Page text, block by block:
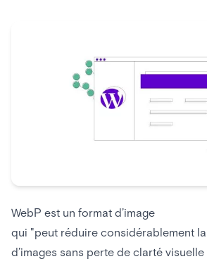
WebP est un format d’image
qui
peut réduire considérablement
d’images sans perte de clarté